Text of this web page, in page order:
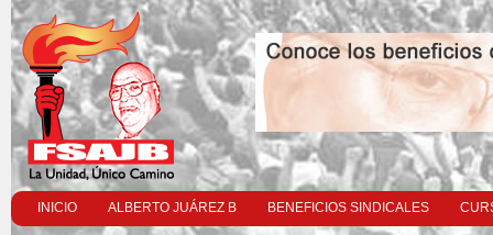
INICIO ALBERTO JUÁREZ B BENEFICIOS SINDICALES